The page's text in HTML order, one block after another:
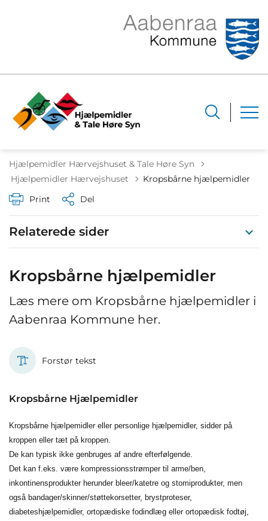
Hjælpemidler Hærvejshuset & Tale Høre Syn
Tilbage til
Hjælpemidler Hærvejshuset
Kropsbårne hjælpemidler
Print
Del
Relaterede sider
Kropsbårne hjælpemidler
Læs mere om Kropsbårne hjælpemidler i
Aabenraa Kommune her.
Forstør tekst
Kropsbårne Hjælpemidler
Kropsbårne hjælpemidler eller personlige hjælpemidler, sidder på
kroppen eller tæt på kroppen.
De kan typisk ikke genbruges af andre efterfølgende.
Det kan f.eks. være kompressionsstrømper til arme/ben,
inkontinensprodukter herunder bleer/katetre og stomiprodukter, men
også bandager/skinner/støttekorsetter, brystproteser,
diabeteshjælpemidler, ortopædiske fodindlæg eller ortopædisk fodtøj,